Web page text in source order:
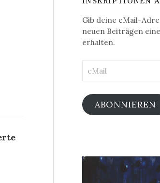
Gib deine eMail-
neuen Beiträgen
erhalten.
ABONNIEREN